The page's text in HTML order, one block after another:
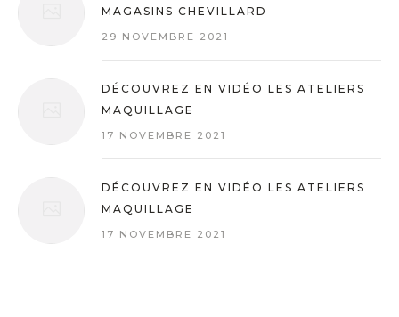
MAGASINS CHEVILLARD
29 NOVEMBRE 2021
DÉCOUVREZ EN VIDÉO LES ATELIERS
MAQUILLAGE
17 NOVEMBRE 2021
DÉCOUVREZ EN VIDÉO LES ATELIERS
MAQUILLAGE
17 NOVEMBRE 2021